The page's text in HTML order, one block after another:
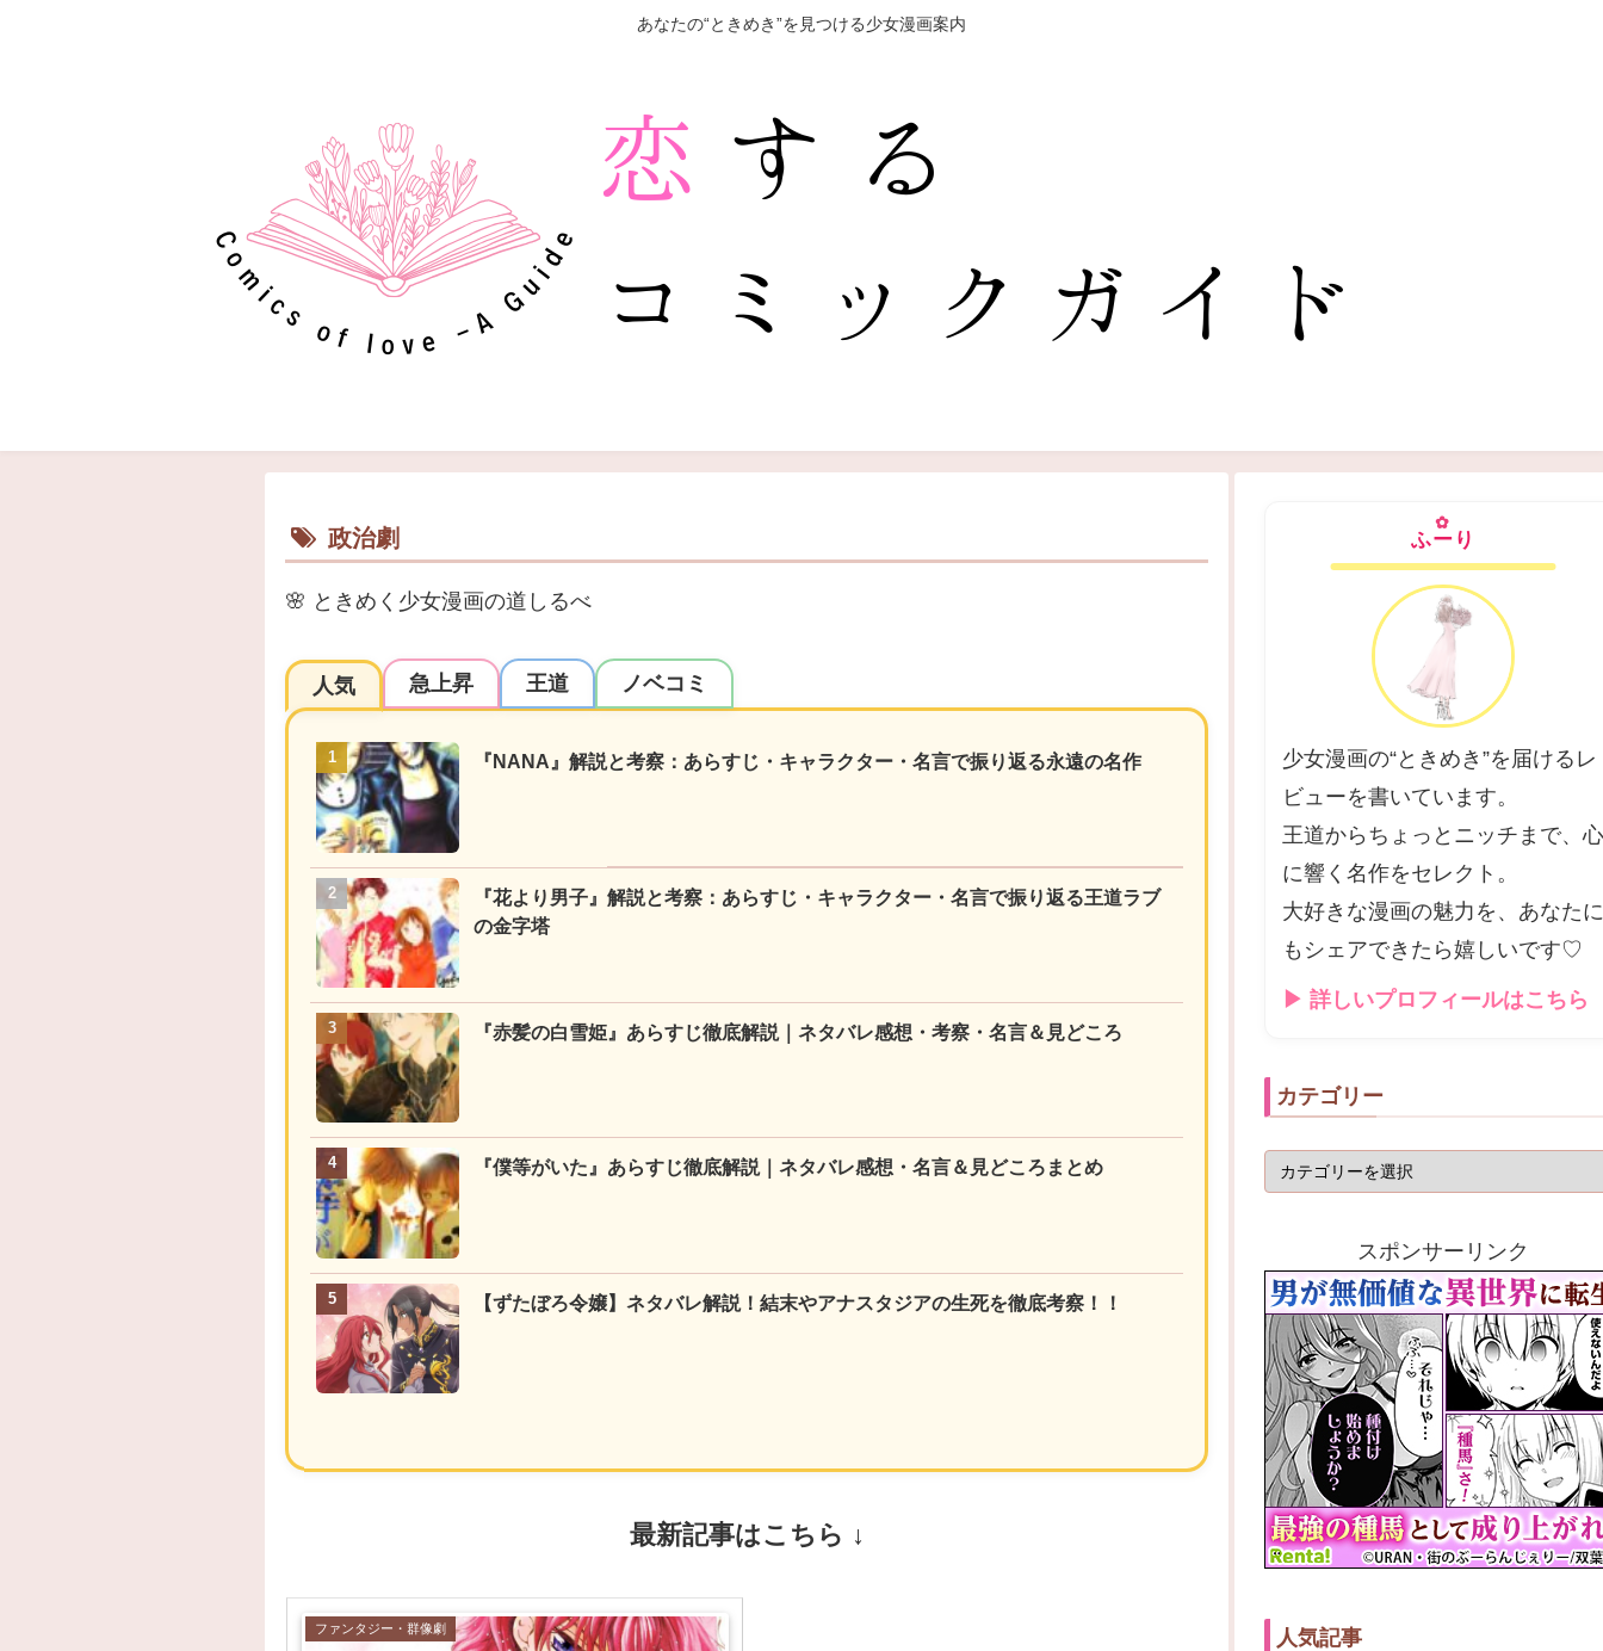
あなたの“ときめき”を見つける少女漫画案内
政治劇
🌸 ときめく少女漫画の道しるべ
人気 急上昇 王道 ノベコミ
『NANA』解説と考察：あらすじ・キャラクター・名言で振り返る永遠の名作
『花より男子』解説と考察：あらすじ・キャラクター・名言で振り返る王道ラブ
の金字塔
『赤髪の白雪姫』あらすじ徹底解説｜ネタバレ感想・考察・名言＆見どころ
『僕等がいた』あらすじ徹底解説｜ネタバレ感想・名言＆見どころまとめ
【ずたぼろ令嬢】ネタバレ解説！結末やアナスタジアの生死を徹底考察！！
最新記事はこちら ↓
ファンタジー・群像劇
ふーり
少女漫画の“ときめき”を届けるレ
ビューを書いています。
王道からちょっとニッチまで、心
に響く名作をセレクト。
大好きな漫画の魅力を、あなたに
もシェアできたら嬉しいです♡
▶ 詳しいプロフィールはこちら
カテゴリー
スポンサーリンク
人気記事